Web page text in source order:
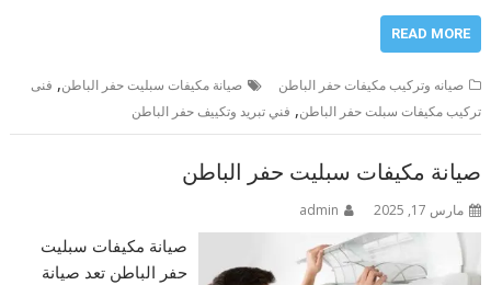
READ MORE
صيانه وتركيب مكيفات حفر الباطن صيانة مكيفات سبليت حفر الباطن, فنى
تركيب مكيفات سبلت حفر الباطن, فني تبريد وتكييف حفر الباطن
صيانة مكيفات سبليت حفر الباطن
مارس 17, 2025 admin
صيانة مكيفات سبليت
حفر الباطن تعد صيانة